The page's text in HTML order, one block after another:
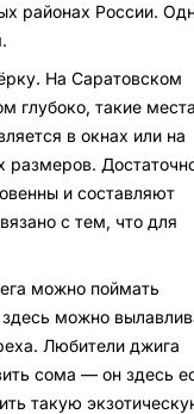
районах России.
На Саратовском
глубоко, такие места
в окнах или на
размеров.
и составляют
с тем, что для
можно поймать
можно
Любители джига
сома — он здесь
такую